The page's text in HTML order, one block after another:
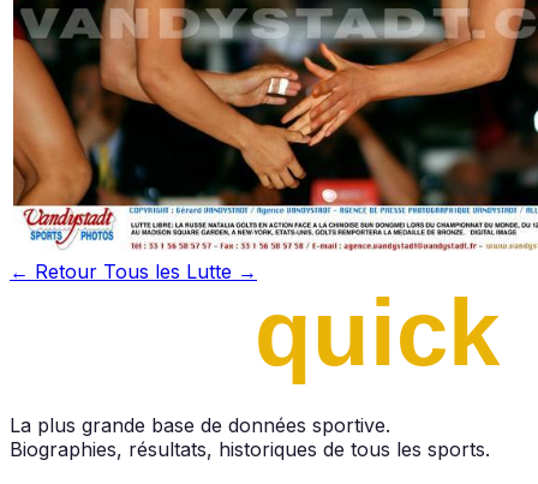
← Retour Tous les Lutte →
La plus grande base de données sportive.
Biographies, résultats, historiques de tous les sports.